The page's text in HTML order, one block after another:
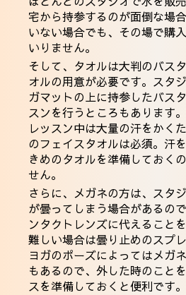
宅から持参するのが面倒な場
いない場合でも、その場で購
いりません。
そして、タオルは大判のバス
オルの用意が必要です。スタ
ガマットの上に持参したバス
スンを行うところもあります。
レッスン中は大量の汗をかく
のフェイスタオルは必須。汗
きめのタオルを準備しておく
せん。
さらに、メガネの方は、スタ
が曇ってしまう場合があるの
ンタクトレンズに代えること
難しい場合は曇り止めのスプ
ヨガのポーズによってはメガ
もあるので、外した時のこと
スを準備しておくと便利です。